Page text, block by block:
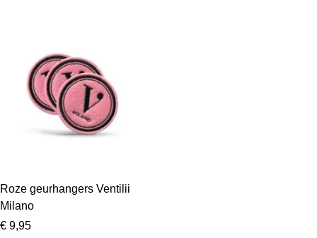
Roze geurhangers Ventilii
Milano
€ 9,95